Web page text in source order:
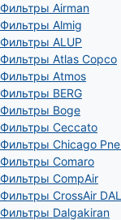
Фильтры Airman
Фильтры Almig
Фильтры ALUP
Фильтры Atlas Copco
Фильтры Atmos
Фильтры BERG
Фильтры Boge
Фильтры Ceccato
Фильтры Chicago
Фильтры Comaro
Фильтры CompAir
Фильтры CrossAir
Фильтры Dalgakiran